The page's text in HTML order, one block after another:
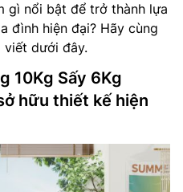
gì nổi bật để trở thành lựa
đình hiện đại? Hãy cùng
viết dưới đây.
10Kg Sấy 6Kg
hữu thiết kế hiện